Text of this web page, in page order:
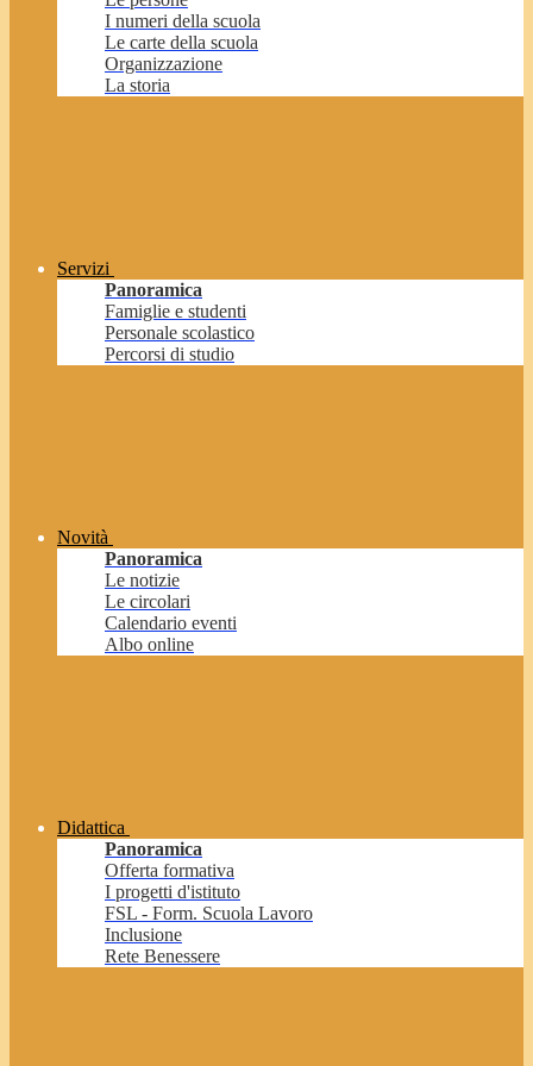
I numeri della scuola
Le carte della scuola
Organizzazione
La storia
Servizi
Panoramica
Famiglie e studenti
Personale scolastico
Percorsi di studio
Novità
Panoramica
Le notizie
Le circolari
Calendario eventi
Albo online
Didattica
Panoramica
Offerta formativa
I progetti d'istituto
FSL - Form. Scuola Lavoro
Inclusione
Rete Benessere